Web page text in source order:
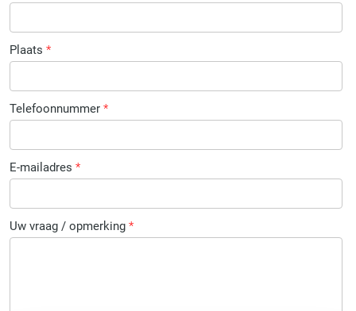
Plaats *
Telefoonnummer *
E-mailadres *
Uw vraag / opmerking *